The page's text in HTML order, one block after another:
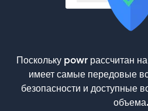
Поскольку powr рассчитан
имеет самые передовые
безопасности и доступные
объема.